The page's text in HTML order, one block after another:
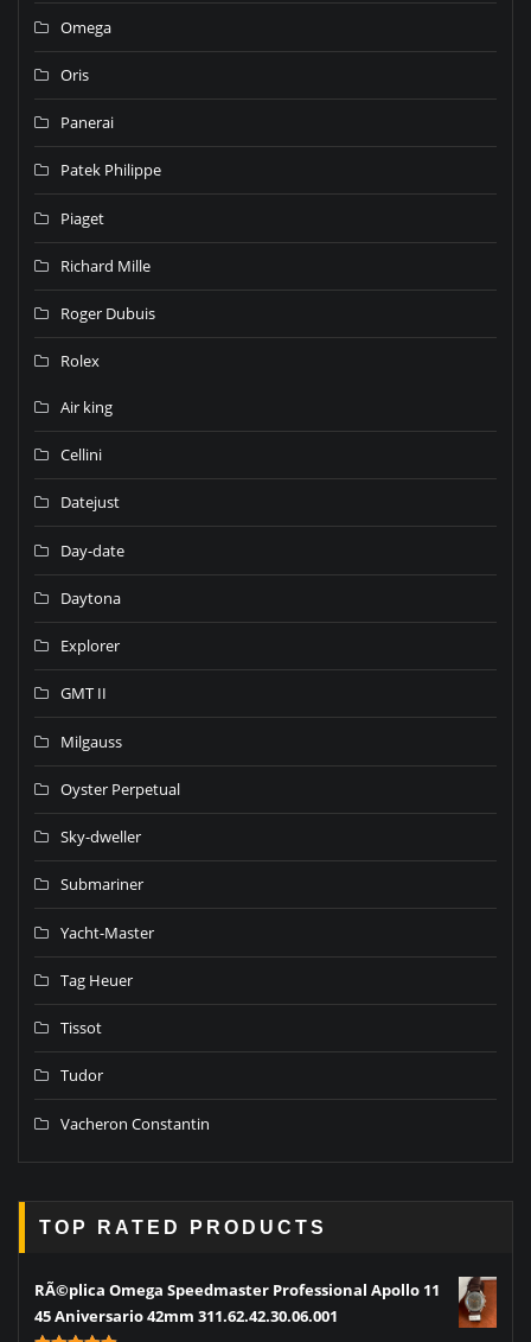
Omega
Oris
Panerai
Patek Philippe
Piaget
Richard Mille
Roger Dubuis
Rolex
Air king
Cellini
Datejust
Day-date
Daytona
Explorer
GMT II
Milgauss
Oyster Perpetual
Sky-dweller
Submariner
Yacht-Master
Tag Heuer
Tissot
Tudor
Vacheron Constantin
TOP RATED PRODUCTS
RÃ©plica Omega Speedmaster Professional Apollo 11
45 Aniversario 42mm 311.62.42.30.06.001